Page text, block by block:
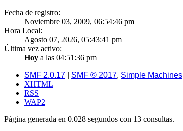
Fecha de registro:
Noviembre 03, 2009, 06:54:46 pm
Hora Local:
Agosto 07, 2026, 05:43:41 pm
Última vez activo:
Hoy a las 04:51:36 pm
SMF 2.0.17
SMF © 2017, Simple Machines
XHTML
RSS
WAP2
Página generada en 0.028 segundos con 13 consultas.